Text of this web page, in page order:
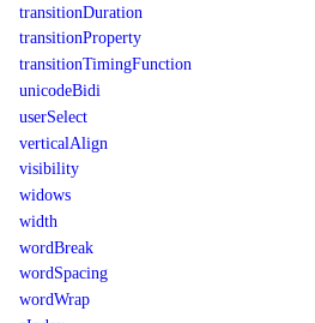
transitionDuration
transitionProperty
transitionTimingFunction
unicodeBidi
userSelect
verticalAlign
visibility
widows
width
wordBreak
wordSpacing
wordWrap